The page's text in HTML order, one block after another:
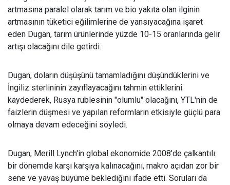
artmasına paralel olarak tarım ve bio yakıta olan ilginin
artmasının tüketici eğilimlerine de yansıyacağına işaret
eden Dugan, tarım ürünlerinde yüzde 10-15 oranlarında gelir
artışı olacağını dile getirdi.
Dugan, doların düşüşünü tamamladığını düşündüklerini ve
İngiliz sterlininin zayıflayacağını tahmin ettiklerini
kaydederek, Rusya rublesinin "olumlu" olacağını, YTL'nin de
faizlerin düşmesi ve yapılan reformların etkisiyle güçlü para
olmaya devam edeceğini söyledi.
Dugan, Merill Lynch'in global ekonomide 2008'de çalkantılı
bir dönemde karşı karşıya kalınacağını, makro açıdan zor bir
sene ve yavaş büyüme beklediğini ifade etti. Soruları da